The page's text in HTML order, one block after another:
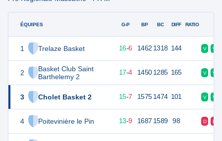
ÉQUIPES
1 Trelaze Basket
2
Basket Club Saint
Barthelemy 2
3 Cholet Basket 2
4 Poitevinière le Pin
G-P BP BC DIFF RATIO
16-6 1462 1318 144 V V
38 17-4 1450 1285 165 V V
37 15-7 1575 1474 101 V V
35 13-9 1687 1589 98 D D